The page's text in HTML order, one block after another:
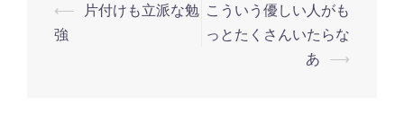
投
稿
⟵
片付けも立派な勉
強
こういう優しい人がも
っとたくさんいたらな
あ ⟶